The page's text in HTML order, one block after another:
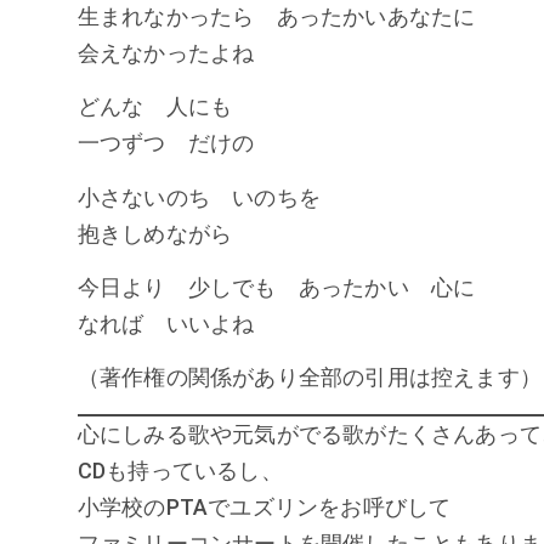
生まれなかったら あったかいあなたに
会えなかったよね
どんな 人にも
一つずつ だけの
小さないのち いのちを
抱きしめながら
今日より 少しでも あったかい 心に
なれば いいよね
（著作権の関係があり全部の引用は控えます）
心にしみる歌や元気がでる歌がたくさんあって
CDも持っているし、
小学校のPTAでユズリンをお呼びして